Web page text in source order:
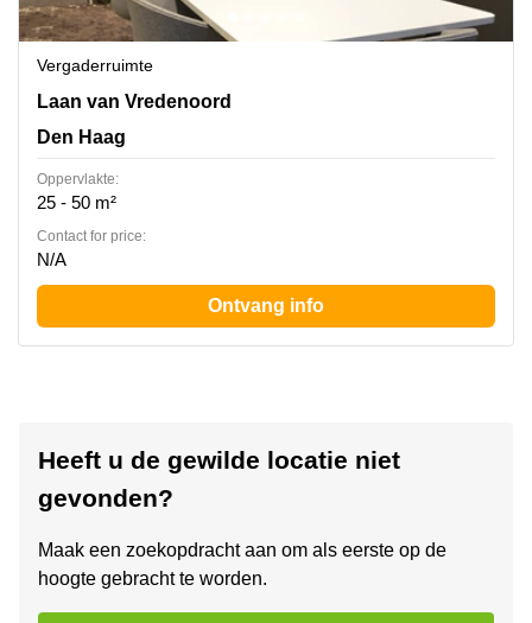
Vergaderruimte
Laan van Vredenoord 33, Den Haag
Laan van Vredenoord
Den Haag
Oppervlakte:
25 - 50 m²
Contact for price:
N/A
Ontvang info
Heeft u de gewilde locatie niet
gevonden?
Maak een zoekopdracht aan om als eerste op de
hoogte gebracht te worden.